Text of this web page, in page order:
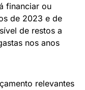
financiar ou
de 2023 e de
de restos a
nos anos
relevantes